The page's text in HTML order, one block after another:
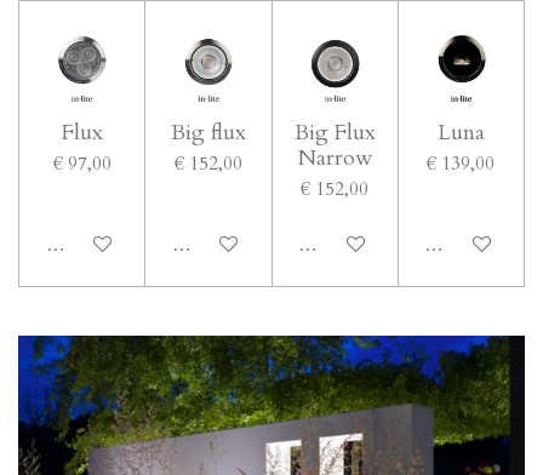
Flux
€ 97,00
In winkelwagen
Big flux
€ 152,00
In winkelwagen
Big Flux
Narrow
€ 152,00
In winkelwagen
Luna
€ 139,00
In